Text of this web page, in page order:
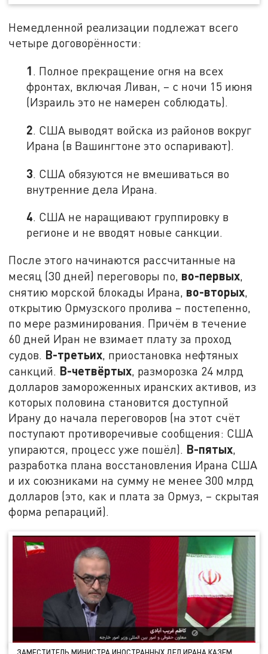
Немедленной реализации подлежат всего
четыре договорённости:
1 . Полное прекращение огня на всех
фронтах, включая Ливан, – с ночи 15 июня
(Израиль это не намерен соблюдать).
2. США выводят войска из районов вокруг
Ирана (в Вашингтоне это оспаривают).
3 . США обязуются не вмешиваться во
внутренние дела Ирана.
4. США не наращивают группировку в
регионе и не вводят новые санкции.
После этого начинаются рассчитанные на
месяц (30 дней) переговоры по, во-первых,
снятию морской блокады Ирана, во-вторых,
открытию Ормузского пролива – постепенно,
по мере разминирования. Причём в течение
60 дней Иран не взимает плату за проход
судов. В-третьих, приостановка нефтяных
санкций. В-четвёртых, разморозка 24 млрд
долларов замороженных иранских активов, из
которых половина становится доступной
Ирану до начала переговоров (на этот счёт
поступают противоречивые сообщения: США
упираются, процесс уже пошёл). В-пятых,
разработка плана восстановления Ирана США
и их союзниками на сумму не менее 300 млрд
долларов (это, как и плата за Ормуз, – скрытая
форма репараций).
ЗАМЕСТИТЕЛЬ МИНИСТРА ИНОСТРАННЫХ ДЕЛ ИРАНА КАЗЕМ